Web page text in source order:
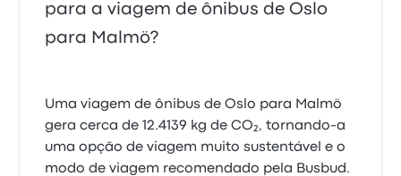
para a viagem de ônibus de Oslo
para Malmö?
Uma viagem de ônibus de Oslo para Malmö
gera cerca de 12.4139 kg de CO₂, tornando-a
uma opção de viagem muito sustentável e o
modo de viagem recomendado pela Busbud.